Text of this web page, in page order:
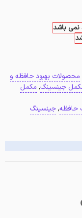
نمی باشد
محصولات بهبود حافظه و
جینسینگ, مکمل
حافظه,جینسینگ